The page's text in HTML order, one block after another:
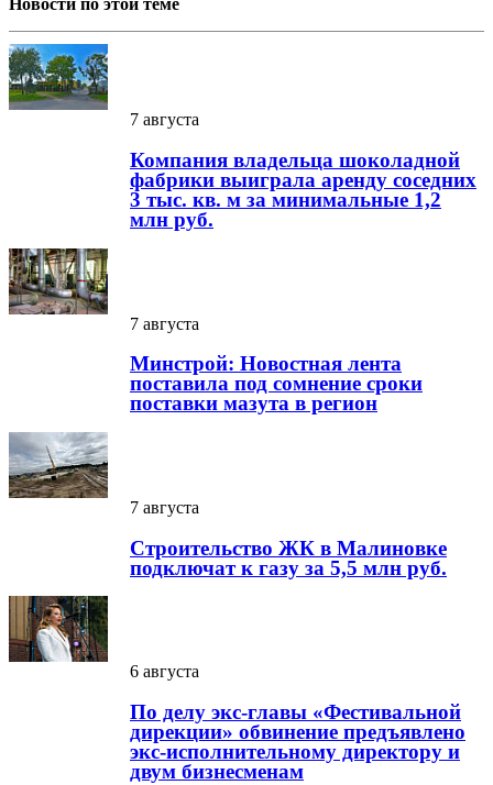
7 августа
Компания владельца шоколадной
фабрики выиграла аренду соседних
3 тыс. кв. м за минимальные 1,2
млн руб.
7 августа
Минстрой: Новостная лента
поставила под сомнение сроки
поставки мазута в регион
7 августа
Строительство ЖК в Малиновке
подключат к газу за 5,5 млн руб.
6 августа
По делу экс-главы «Фестивальной
дирекции» обвинение предъявлено
экс-исполнительному директору и
двум бизнесменам